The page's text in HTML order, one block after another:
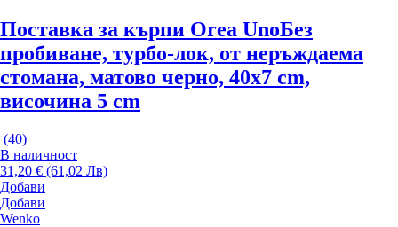
Поставка за кърпи Orea UnoБез
пробиване, турбо-лок, от неръждаема
стомана, матово черно, 40x7 cm,
височина 5 cm
(40)
В наличност
31,20 € (61,02 Лв)
Добави
Добави
Wenko